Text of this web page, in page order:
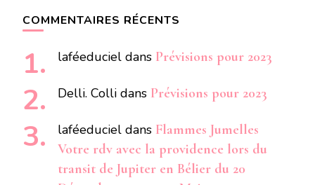
COMMENTAIRES RÉCENTS
laféeduciel dans Prévisions pour 2023
Delli. Colli dans Prévisions pour 2023
laféeduciel dans Flammes Jumelles
Votre rdv avec la providence lors du
transit de Jupiter en Bélier du 20